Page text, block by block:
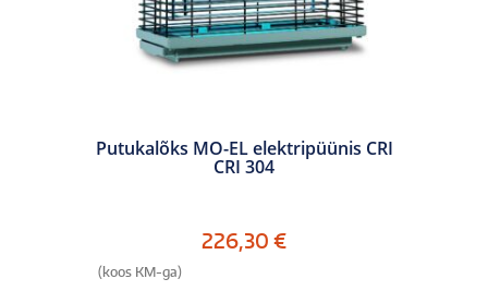
Putukalõks MO-EL elektripüünis CRI
CRI 304
226,30 €
(koos KM-ga)